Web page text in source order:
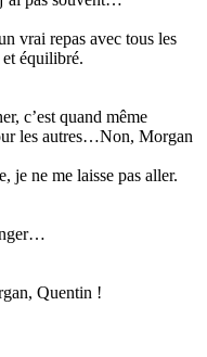
vrai repas avec tous les
équilibré.
c’est quand même
les autres…Non, Morgan
je ne me laisse pas aller.
Quentin !